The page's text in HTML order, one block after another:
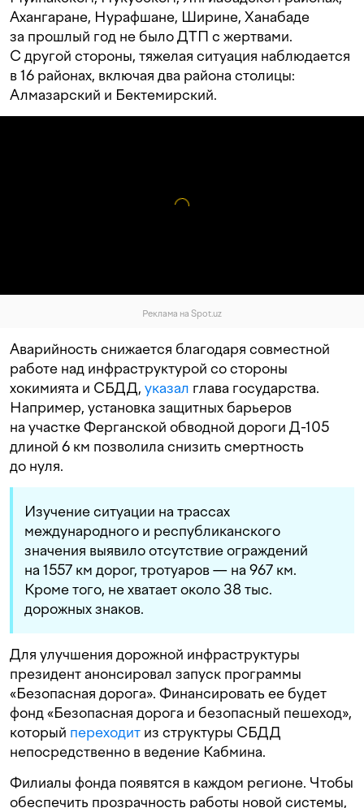
Ахангаране, Нурафшане, Ширине, Ханабаде
за прошлый год не было ДТП с жертвами.
С другой стороны, тяжелая ситуация наблюдается
в 16 районах, включая два района столицы:
Алмазарский и Бектемирский.
Реклама на Spot.uz
Аварийность снижается благодаря совместной
работе над инфраструктурой со стороны
хокимията и СБДД, указал глава государства.
Например, установка защитных барьеров
на участке Ферганской обводной дороги Д-105
длиной 6 км позволила снизить смертность
до нуля.
Изучение ситуации на трассах
международного и республиканского
значения выявило отсутствие ограждений
на 1557 км дорог, тротуаров — на 967 км.
Кроме того, не хватает около 38 тыс.
дорожных знаков.
Для улучшения дорожной инфраструктуры
президент анонсировал запуск программы
«Безопасная дорога». Финансировать ее будет
фонд «Безопасная дорога и безопасный пешеход»,
который переходит из структуры СБДД
непосредственно в ведение Кабмина.
Филиалы фонда появятся в каждом регионе. Чтобы
обеспечить прозрачность работы новой системы,